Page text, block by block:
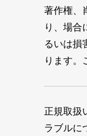
著作権、
り、場合
るいは損
ります。
正規取扱
ラブルに